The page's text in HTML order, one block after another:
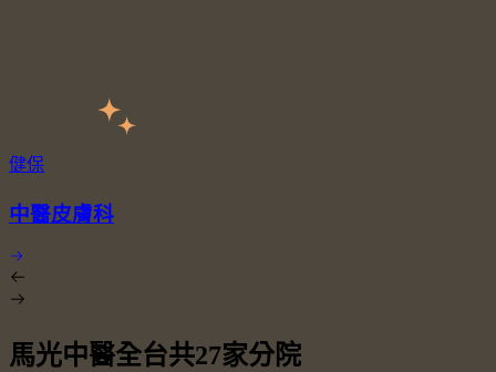
健保
中醫皮膚科
馬光中醫全台共27家分院